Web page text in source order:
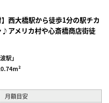
西大橋駅から徒歩1分の駅チカ
アメリカ村や心斎橋商店街徒
駅」
月額目安